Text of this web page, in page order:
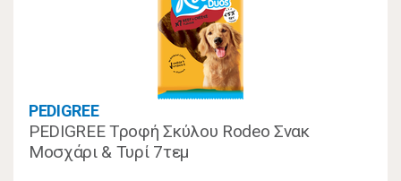
PEDIGREE
PEDIGREE Τροφή Σκύλου Rodeo Σνακ
Μοσχάρι & Τυρί 7τεμ